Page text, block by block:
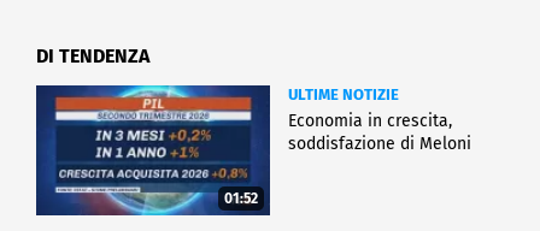
DI TENDENZA
01:52
ULTIME NOTIZIE
Economia in crescita,
soddisfazione di Meloni